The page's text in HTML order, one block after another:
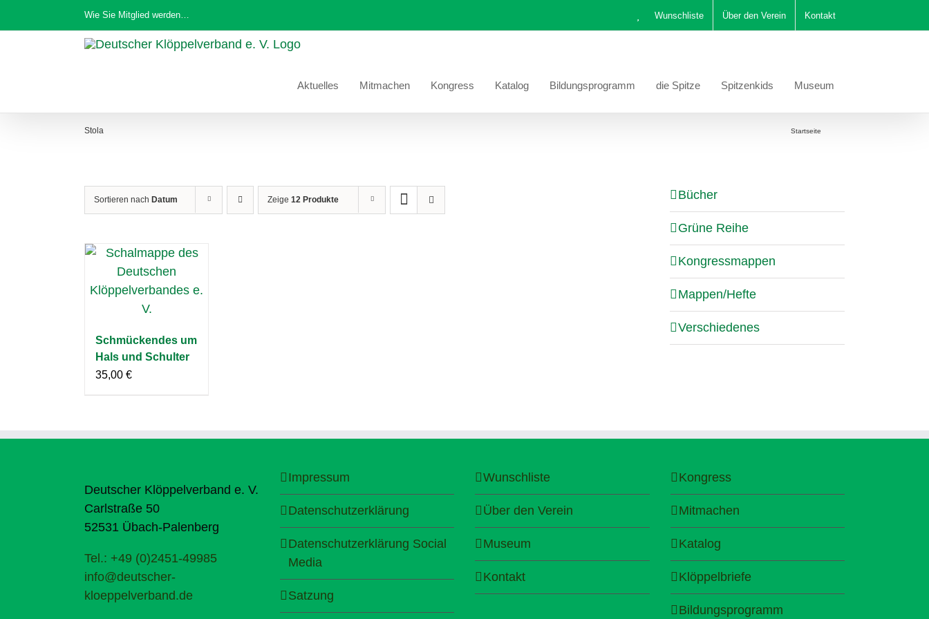
Inhalt
Wie Sie Mitglied werden… Wunschliste Über den Verein Kontakt
Aktuelles Mitmachen Kongress Katalog Bildungsprogramm die Spitze Spitzenkids Museum
Stola Startseite
Sortieren nach Datum Zeige 12 Produkte
Schmückendes um
Hals und Schulter
35,00 €
Bücher
Grüne Reihe
Kongressmappen
Mappen/Hefte
Verschiedenes
Deutscher Klöppelverband e. V.
Carlstraße 50
52531 Übach-Palenberg
Tel.: +49 (0)2451-49985
info@deutscher-
kloeppelverband.de
Impressum
Datenschutzerklärung
Datenschutzerklärung Social
Media
Satzung
Wunschliste
Über den Verein
Museum
Kontakt
Kongress
Mitmachen
Katalog
Klöppelbriefe
Bildungsprogramm